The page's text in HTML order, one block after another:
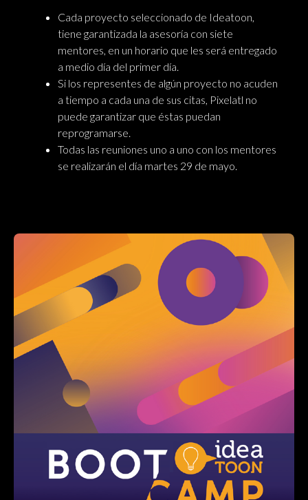
Cada proyecto seleccionado de Ideatoon,
tiene garantizada la asesoría con siete
mentores, en un horario que les será entregado
a medio día del primer día.
Si los representes de algún proyecto no acuden
a tiempo a cada una de sus citas, Pixelatl no
puede garantizar que éstas puedan
reprogramarse.
Todas las reuniones uno a uno con los mentores
se realizarán el día martes 29 de mayo.